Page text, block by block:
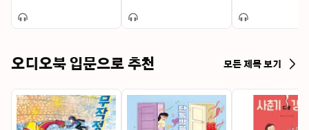
오디오북 입문으로 추천 모든 제목 보기